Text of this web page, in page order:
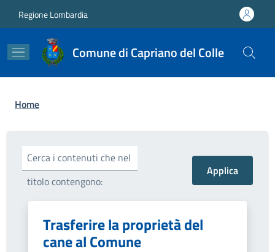
Regione Lombardia
Comune di Capriano del Colle
Briciole di pane
Home
Cerca i contenuti che nel
titolo contengono:
Trasferire la proprietà del
cane al Comune